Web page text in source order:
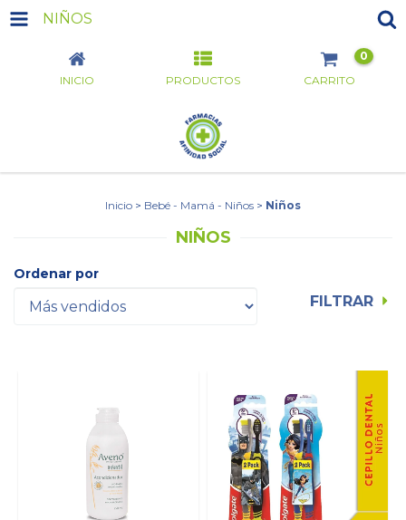
NIÑOS
INICIO PRODUCTOS CARRITO
0
Inicio > Bebé - Mamá - Niños > Niños
NIÑOS
Ordenar por
FILTRAR